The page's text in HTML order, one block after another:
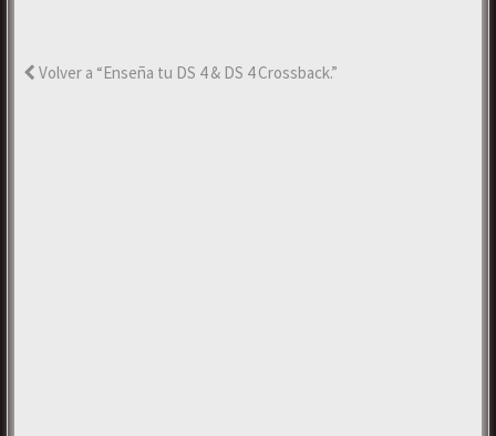
Volver a “Enseña tu DS 4 & DS 4 Crossback.”